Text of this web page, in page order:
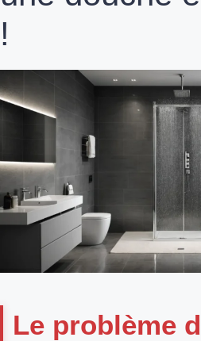
!
Le problème